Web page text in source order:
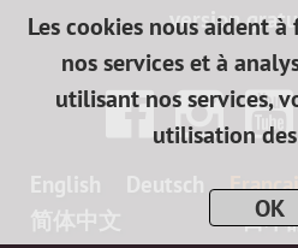
version
日本
Les cookies nous aident
nos services et à
utilisant nos services,
utilisation
OK